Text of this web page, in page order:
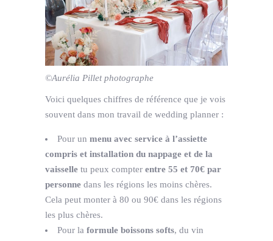
©Aurélia Pillet photographe
Voici quelques chiffres de référence que je vois
souvent dans mon travail de wedding planner :
Pour un menu avec service à l’assiette
compris et installation du nappage et de la
vaisselle tu peux compter entre 55 et 70€ par
personne dans les régions les moins chères.
Cela peut monter à 80 ou 90€ dans les régions
les plus chères.
Pour la formule boissons softs, du vin